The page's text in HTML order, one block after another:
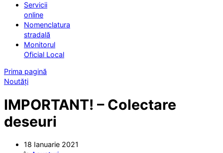
Servicii
online
Nomenclatura
stradală
Monitorul
Oficial Local
Prima pagină
Noutăți
IMPORTANT! – Colectare
deseuri
18 Ianuarie 2021